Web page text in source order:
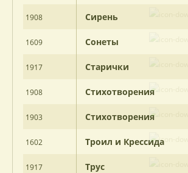
1908 Сирень
1609 Сонеты
1917 Старички
1908 Стихотворения
1903 Стихотворения
1602 Троил и Крессида
1917 Трус